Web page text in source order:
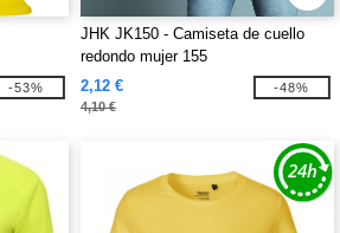
-53%
JHK JK150 - Camiseta de cuello
redondo mujer 155
2,12 €
4,10 €
-48%